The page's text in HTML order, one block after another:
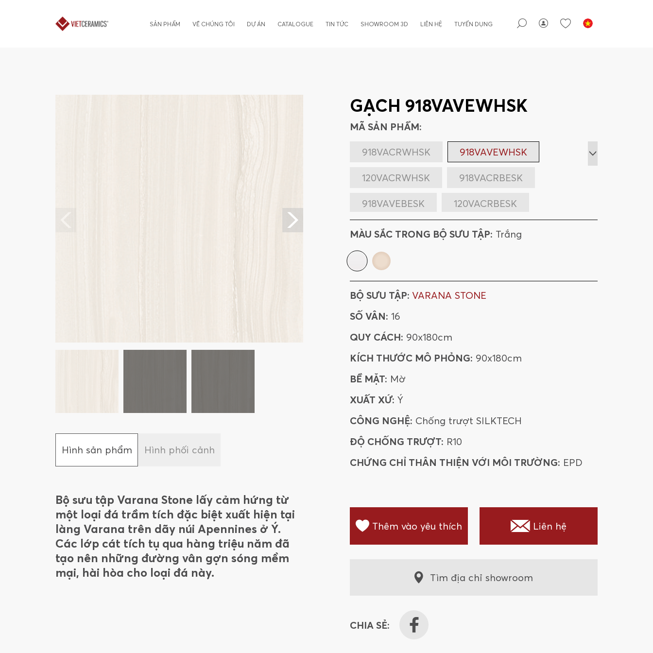
SẢN PHẨM VỀ CHÚNG TÔI DỰ ÁN CATALOGUE TIN TỨC SHOWROOM 3D LIÊN HỆ TUYỂN DỤNG
Hình sản phẩm Hình phối cảnh
Bộ sưu tập Varana Stone lấy cảm hứng từ
một loại đá trầm tích đặc biệt xuất hiện tại
làng Varana trên dãy núi Apennines ở Ý.
Các lớp cát tích tụ qua hàng triệu năm đã
tạo nên những đường vân gợn sóng mềm
mại, hài hòa cho loại đá này.
GẠCH 918VAVEWHSK
MÃ SẢN PHẨM:
918VACRWHSK 918VAVEWHSK
120VACRWHSK 918VACRBESK
918VAVEBESK 120VACRBESK
MÀU SẮC TRONG BỘ SƯU TẬP: Trắng
BỘ SƯU TẬP: VARANA STONE
SỐ VÂN: 16
QUY CÁCH: 90x180cm
KÍCH THƯỚC MÔ PHỎNG: 90x180cm
BỀ MẶT: Mờ
XUẤT XỨ: Ý
CÔNG NGHỆ: Chống trượt SILKTECH
ĐỘ CHỐNG TRƯỢT: R10
CHỨNG CHỈ THÂN THIỆN VỚI MÔI TRƯỜNG: EPD
Thêm vào yêu thích Liên hệ
Tìm địa chỉ showroom
CHIA SẺ: